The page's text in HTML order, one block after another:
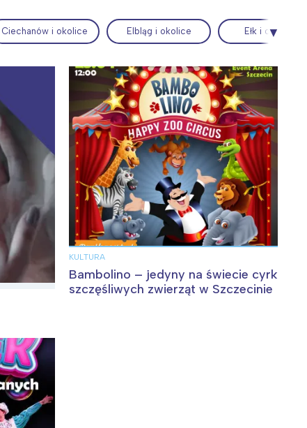
Wiewiórka na kwitnącym polu
Ciechanów i okolice Elbląg i okolice Ełk i okolice
KULTURA
Bambolino – jedyny na świecie cyrk
szczęśliwych zwierząt w Szczecinie